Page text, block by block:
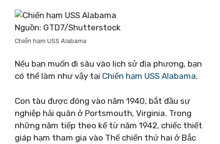
Nguồn: GTD7/Shutterstock
Chiến hạm USS Alabama
Nếu bạn muốn đi sâu vào lịch sử địa phương, bạn
có thể làm như vậy tại Chiến hạm USS Alabama.
Con tàu được đóng vào năm 1940, bắt đầu sự
nghiệp hải quân ở Portsmouth, Virginia. Trong
những năm tiếp theo kể từ năm 1942, chiếc thiết
giáp hạm tham gia vào Thế chiến thứ hai ở Bắc